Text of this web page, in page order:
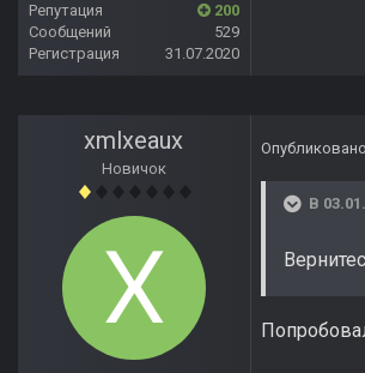
Репутация
200
Сообщений
529
Регистрация
31.07.2020
xmlxeaux
Новичок
Опубликовано
В